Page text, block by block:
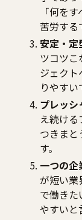
「何を
苦労する
安定・定
ツコツこ
ジェクト
りやすい
プレッシ
え続け
つきまと
す。
一つの企
が短い業
で働きた
やすいと